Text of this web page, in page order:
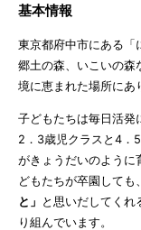
基本情報
東京都府中市にある「
郷土の森、いこいの森
境に恵まれた場所にあ
子どもたちは毎日活発
2．3歳児クラスと4．
がきょうだいのように
どもたちが卒園しても、
と」 と思いだしてくれ
り組んでいます。